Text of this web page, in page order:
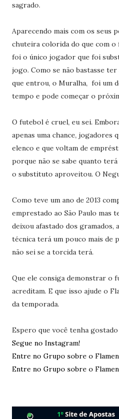
sagrado.
Aparecendo mais com os seus
chuteira colorida do que com o
foi o único jogador que foi
jogo. Como se não bastasse
que entrou, o Muralha, foi um
tempo e pode começar o
O futebol é cruel, eu sei.
apenas uma chance, jogadores
elenco e que voltam de
porque não se sabe quanto
o substituto aproveitou. O
Como teve um ano de 2013
emprestado ao São Paulo mas
deixou afastado dos gramados,
técnica terá um pouco mais de
não sei se a torcida terá.
Que ele consiga demonstrar o
acreditam. E que isso ajude o
da temporada.
Espero que você tenha
Segue no Instagram!
Entre no Grupo sobre o
Entre no Grupo sobre o